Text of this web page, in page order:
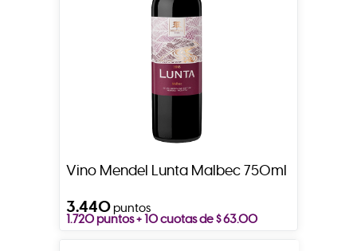
Vino Mendel Lunta Malbec 750ml
3.440puntos
1.720 puntos + 10 cuotas de $ 63.00